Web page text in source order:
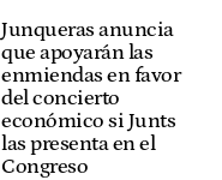
Junqueras anuncia
que apoyarán las
enmiendas en favor
del concierto
económico si Junts
las presenta en el
Congreso